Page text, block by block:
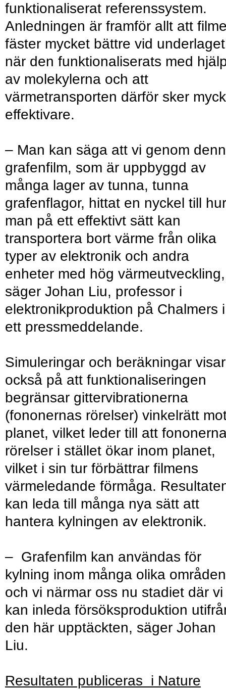
funktionaliserat referenssystem.
Anledningen är framför allt att
fäster mycket bättre vid underlaget
när den funktionaliserats med
av molekylerna och att
värmetransporten därför sker
effektivare.
– Man kan säga att vi genom
grafenfilm, som är uppbyggd av
många lager av tunna, tunna
grafenflagor, hittat en nyckel till hur
man på ett effektivt sätt kan
transportera bort värme från olika
typer av elektronik och andra
enheter med hög värmeutveckling,
säger Johan Liu, professor i
elektronikproduktion på Chalmers i
ett pressmeddelande.
Simuleringar och beräkningar visar
också på att funktionaliseringen
begränsar gittervibrationerna
(fononernas rörelser) vinkelrätt
planet, vilket leder till att
rörelser i stället ökar inom planet,
vilket i sin tur förbättrar filmens
värmeledande förmåga.
kan leda till många nya sätt att
hantera kylningen av elektronik.
– Grafenfilm kan användas för
kylning inom många olika
och vi närmar oss nu stadiet där vi
kan inleda försöksproduktion
den här upptäckten, säger Johan
Liu.
Resultaten publiceras i Nature